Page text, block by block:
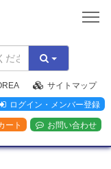
サイトマップ
ログイン・メンバー登録
ート お問い合わせ